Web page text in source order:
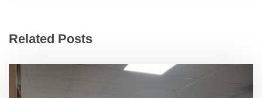
Related Posts